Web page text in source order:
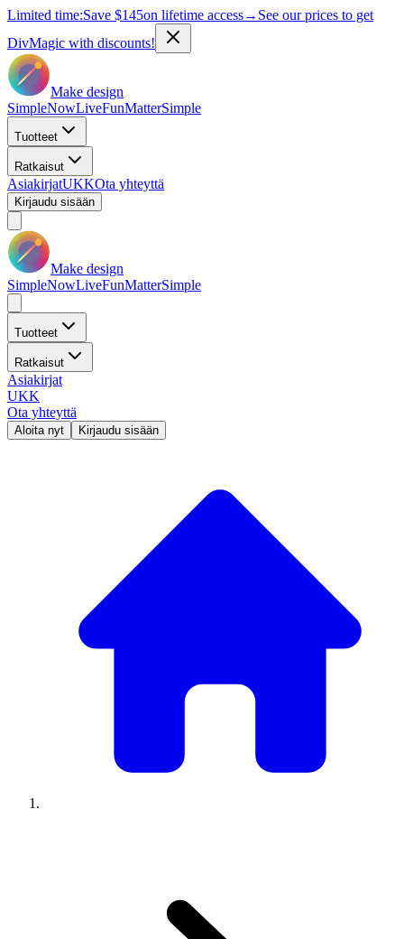
Limited time:Save $145on lifetime access→ See our prices to get
DivMagic with discounts!
Make design
SimpleNowLiveFunMatterSimple
Tuotteet
Ratkaisut
AsiakirjatUKKOta yhteyttä
Kirjaudu sisään
Make design
SimpleNowLiveFunMatterSimple
Tuotteet
Ratkaisut
Asiakirjat
UKK
Ota yhteyttä
Aloita nyt Kirjaudu sisään